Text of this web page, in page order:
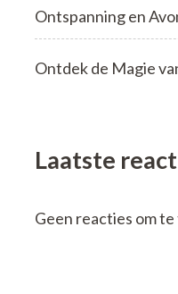
Ontspanning en
Ontdek de Magie
Laatste
Geen reacties om